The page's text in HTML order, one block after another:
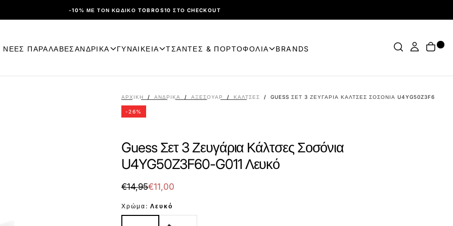
-10% ΜΕ ΤΟΝ ΚΩΔΙΚΌ TOBROS10 ΣΤΟ CHECKOUT
ΝΕΕΣ ΠΑΡΑΛΑΒΕΣΑΝΔΡΙΚΑ ΓΥΝΑΙΚΕΙΑ ΤΣΑΝΤΕΣ & ΠΟΡΤΟΦΟΛΙΑ BRANDS
ΑΡΧΙΚΉ / ΑΝΔΡΙΚΑ / ΑΞΕΣΟΥΆΡ / ΚΆΛΤΣΕΣ / GUESS ΣΕΤ 3 ΖΕΥΓΆΡΙΑ ΚΆΛΤΣΕΣ ΣΟΣΌΝΙΑ U4YG50Z3F60-
-26%
Guess Σετ 3 Ζευγάρια Κάλτσες Σοσόνια
U4YG50Z3F60-G011 Λευκό
€11,00
Τιμή
€14,95Τιμή
έκπτωση
€11,00
Χρώμα: Λευκό